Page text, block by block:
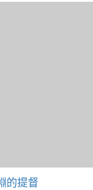
的提督